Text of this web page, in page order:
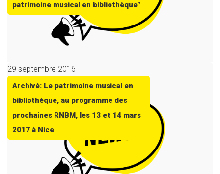
patrimoine musical en bibliothèque”
29 septembre 2016
Archivé: Le patrimoine musical en
bibliothèque, au programme des
prochaines RNBM, les 13 et 14 mars
2017 à Nice